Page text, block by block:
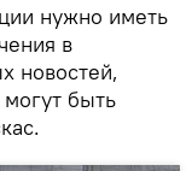
нужно иметь
в
новостей,
быть